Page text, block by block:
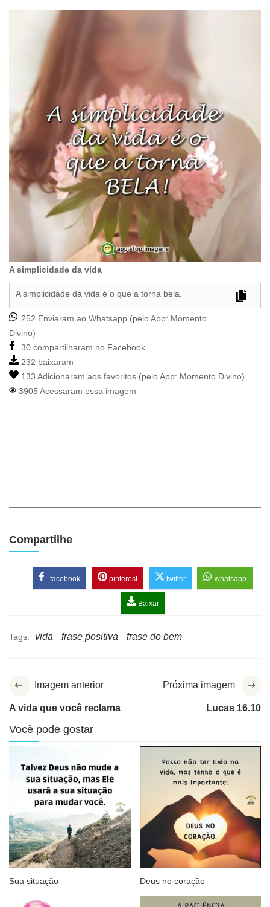
A simplicidade da vida
A simplicidade da vida é o que a torna bela.
252 Enviaram ao Whatsapp (pelo App: Momento
Divino)
30 compartilharam no Facebook
232 baixaram
133 Adicionaram aos favoritos (pelo App: Momento Divino)
3905 Acessaram essa imagem
Compartilhe
facebook pinterest twitter whatsapp
Baixar
Tags: vida frase positiva frase do bem
Imagem anterior
A vida que você reclama
Próxima imagem
Lucas 16.10
Você pode gostar
Sua situação Deus no coração